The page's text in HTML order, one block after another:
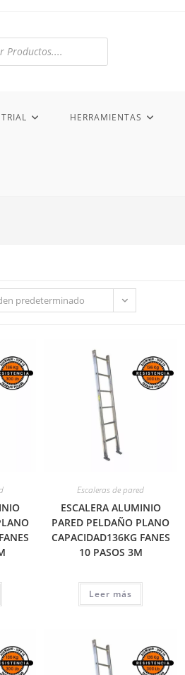
HERRAMIENTAS
predeterminado
Escaleras de pared
ESCALERA ALUMINIO
PARED PELDAÑO PLANO
CAPACIDAD136KG FANES
10 PASOS 3M
Leer más